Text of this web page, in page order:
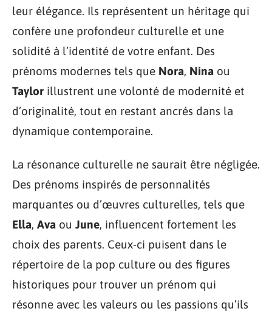
leur élégance. Ils représentent un héritage qui
confère une profondeur culturelle et une
solidité à l’identité de votre enfant. Des
prénoms modernes tels que Nora, Nina ou
Taylor illustrent une volonté de modernité et
d’originalité, tout en restant ancrés dans la
dynamique contemporaine.
La résonance culturelle ne saurait être négligée.
Des prénoms inspirés de personnalités
marquantes ou d’œuvres culturelles, tels que
Ella, Ava ou June, influencent fortement les
choix des parents. Ceux-ci puisent dans le
répertoire de la pop culture ou des figures
historiques pour trouver un prénom qui
résonne avec les valeurs ou les passions qu’ils